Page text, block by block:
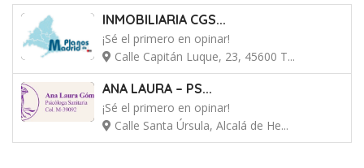
INMOBILIARIA CGS...
¡Sé el primero en opinar!
Calle Capitán Luque, 23, 45600 T...
ANA LAURA – PS...
¡Sé el primero en opinar!
Calle Santa Úrsula, Alcalá de He...